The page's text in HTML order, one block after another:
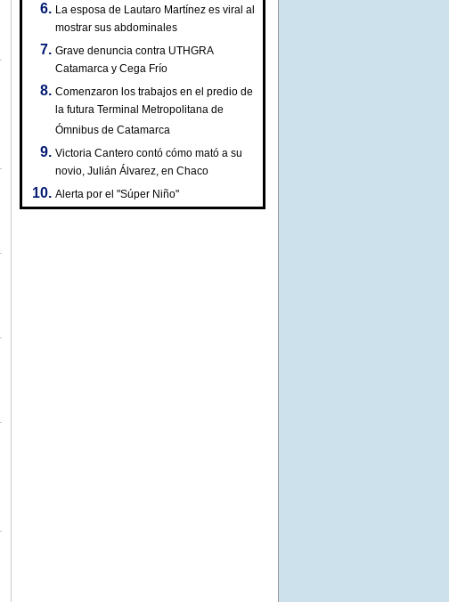
La esposa de Lautaro Martínez es viral al
mostrar sus abdominales
Grave denuncia contra UTHGRA
Catamarca y Cega Frío
Comenzaron los trabajos en el predio de
la futura Terminal Metropolitana de
Ómnibus de Catamarca
Victoria Cantero contó cómo mató a su
novio, Julián Álvarez, en Chaco
Alerta por el "Súper Niño"